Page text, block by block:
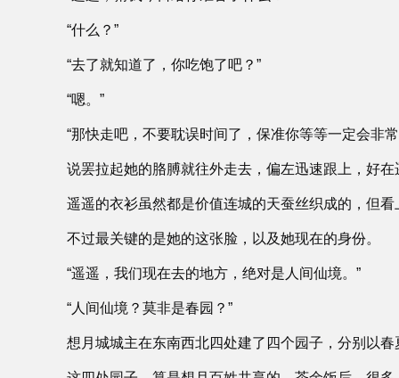
“什么？”
“去了就知道了，你吃饱了吧？”
“嗯。”
“那快走吧，不要耽误时间了，保准你等等一定会非
说罢拉起她的胳膊就往外走去，偏左迅速跟上，好
遥遥的衣衫虽然都是价值连城的天蚕丝织成的，但
不过最关键的是她的这张脸，以及她现在的身份。
“遥遥，我们现在去的地方，绝对是人间仙境。”
“人间仙境？莫非是春园？”
想月城城主在东南西北四处建了四个园子，分别以